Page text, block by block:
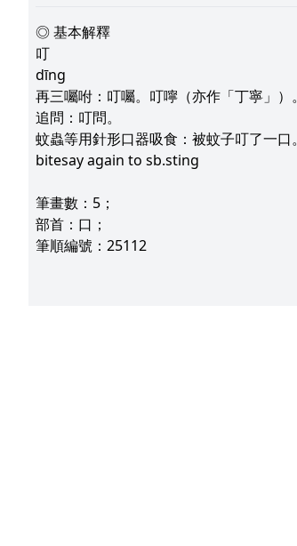
◎ 基本解釋
叮
dīng
再三囑咐：叮囑。叮嚀（亦作「丁寧」）。
追問：叮問。
蚊蟲等用針形口器吸食：被蚊子叮了一口。
bitesay again to sb.sting
筆畫數：5；
部首：口；
筆順編號：25112